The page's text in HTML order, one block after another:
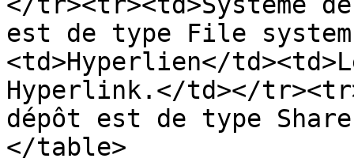
est de type File
<td>Hyperlien</
Hyperlink.</td></
dépôt est de type
</table>